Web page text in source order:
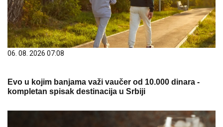
06. 08. 2026 07:08
Evo u kojim banjama važi vaučer od 10.000 dinara -
kompletan spisak destinacija u Srbiji